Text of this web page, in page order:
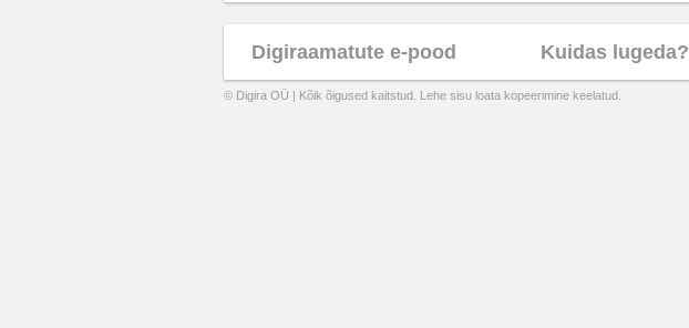
Digiraamatute e-pood Kuidas lugeda?
© Digira OÜ | Kõik õigused kaitstud. Lehe sisu loata kopeerimine keelatud.